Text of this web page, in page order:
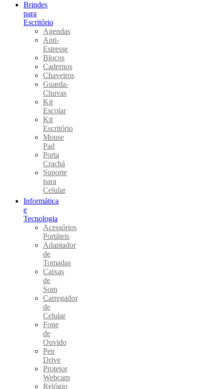
Brindes
para
Escritório
Agendas
Anti-
Estresse
Blocos
Cadernos
Chaveiros
Guarda-
Chuvas
Kit
Escolar
Kit
Escritório
Mouse
Pad
Porta
Crachá
Suporte
para
Celular
Informática
e
Tecnologia
Acessórios
Portáteis
Adaptador
de
Tomadas
Caixas
de
Som
Carregador
de
Celular
Fone
de
Ouvido
Pen
Drive
Protetor
Webcam
Relógio